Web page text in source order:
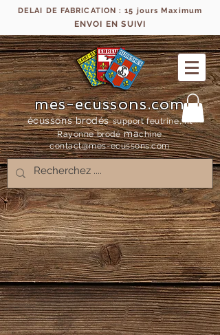
DELAI DE FABRICATION : 15 jours Maximum
ENVOI EN SUIVI
mes-ecussons.com
écussons brodés support feutrine, fil
Rayonne brodémachine
contact@mes-ecussons.com